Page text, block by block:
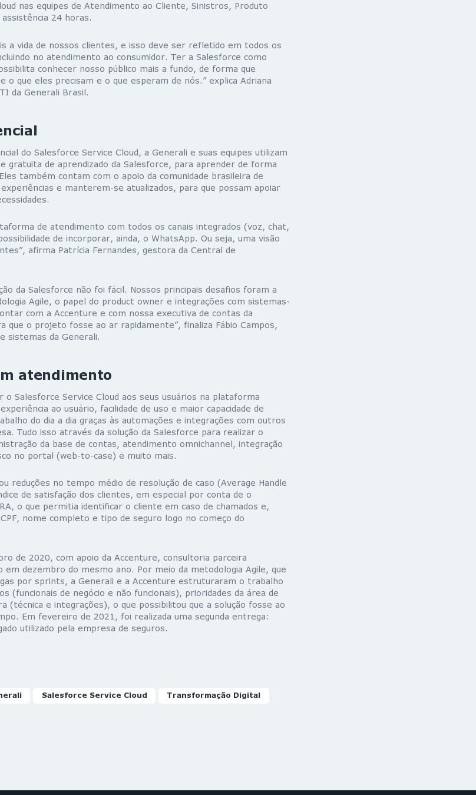
nas equipes de Atendimento ao Cliente, Sinistros, Produto
24 horas.
a vida de nossos clientes, e isso deve ser refletido em todos os
no atendimento ao consumidor. Ter a Salesforce como
conhecer nosso público mais a fundo, de forma que
o que eles precisam e o que esperam de nós.” explica Adriana
da Generali Brasil.
do Salesforce Service Cloud, a Generali e suas equipes utilizam
gratuita de aprendizado da Salesforce, para aprender de forma
também contam com o apoio da comunidade brasileira de
e manterem-se atualizados, para que possam apoiar
de atendimento com todos os canais integrados (voz, chat,
de incorporar, ainda, o WhatsApp. Ou seja, uma visão
afirma Patrícia Fernandes, gestora da Central de
da Salesforce não foi fácil. Nossos principais desafios foram a
Agile, o papel do product owner e integrações com sistemas-
com a Accenture e com nossa executiva de contas da
que o projeto fosse ao ar rapidamente”, finaliza Fábio Campos,
sistemas da Generali.
atendimento
o Salesforce Service Cloud aos seus usuários na plataforma
ao usuário, facilidade de uso e maior capacidade de
do dia a dia graças às automações e integrações com outros
Tudo isso através da solução da Salesforce para realizar o
da base de contas, atendimento omnichannel, integração
no portal (web-to-case) e muito mais.
reduções no tempo médio de resolução de caso (Average Handle
de satisfação dos clientes, em especial por conta de o
o que permitia identificar o cliente em caso de chamados e,
nome completo e tipo de seguro logo no começo do
de 2020, com apoio da Accenture, consultoria parceira
dezembro do mesmo ano. Por meio da metodologia Agile, que
por sprints, a Generali e a Accenture estruturaram o trabalho
de negócio e não funcionais), prioridades da área de
(técnica e integrações), o que possibilitou que a solução fosse ao
Em fevereiro de 2021, foi realizada uma segunda entrega:
utilizado pela empresa de seguros.
Salesforce Service Cloud Transformação Digital